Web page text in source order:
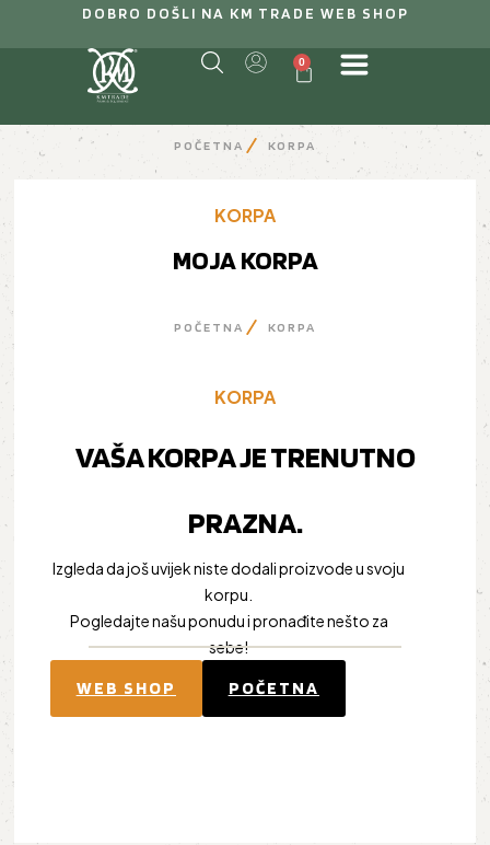
DOBRO DOŠLI NA KM TRADE WEB SHOP
0
POČETNA KORPA
KORPA
MOJA KORPA
POČETNA KORPA
KORPA
VAŠA KORPA JE TRENUTNO
PRAZNA.
Izgleda da još uvijek niste dodali proizvode u svoju
korpu.
Pogledajte našu ponudu i pronađite nešto za
sebe!
WEB SHOP POČETNA